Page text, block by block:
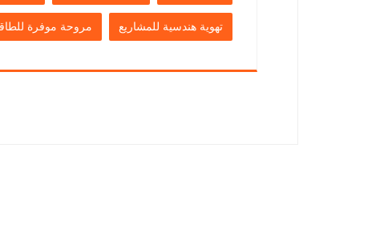
تهوية هندسية للمشاريع مروحة موفرة